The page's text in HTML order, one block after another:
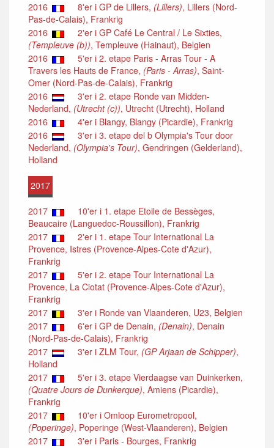
2016 8'er i GP de Lillers, (Lillers), Lillers (Nord-
Pas-de-Calais), Frankrig
2016
2'er i GP Café Le Central / Le Sixties,
(Templeuve (b)), Templeuve (Hainaut), Belgien
2016
5'er i 2. etape Paris - Arras Tour - A
Travers les Hauts de France, (Paris - Arras), Saint-
Omer (Nord-Pas-de-Calais), Frankrig
2016
3'er i 2. etape Ronde van Midden-
Nederland, (Utrecht (c)), Utrecht (Utrecht), Holland
2016
4'er i Blangy, Blangy (Picardie), Frankrig
2016
3'er i 3. etape del b Olympia's Tour door
Nederland, (Olympia's Tour), Gendringen (Gelderland),
Holland
2017
2017
10'er i 1. etape Etoile de Bessèges,
Beaucaire (Languedoc-Roussillon), Frankrig
2017
2'er i 1. etape Tour International La
Provence, Istres (Provence-Alpes-Cote d'Azur),
Frankrig
2017
5'er i 2. etape Tour International La
Provence, La Ciotat (Provence-Alpes-Cote d'Azur),
Frankrig
2017
3'er i Ronde van Vlaanderen, U23, Belgien
2017
6'er i GP de Denain, (Denain), Denain
(Nord-Pas-de-Calais), Frankrig
2017
3'er i ZLM Tour, (GP Arjaan de Schipper),
Holland
2017
5'er i 3. etape Vierdaagse van Duinkerken,
(Quatre Jours de Dunkerque), Amiens (Picardie),
Frankrig
2017
10'er i Omloop Eurometropool,
(Poperinge), Poperinge (West-Vlaanderen), Belgien
2017
3'er i Paris - Bourges, Frankrig